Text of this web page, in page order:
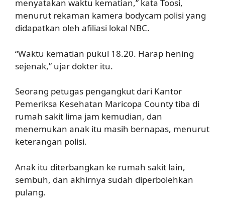
menyatakan waktu kematian,” kata Toosi,
menurut rekaman kamera bodycam polisi yang
didapatkan oleh afiliasi lokal NBC.
“Waktu kematian pukul 18.20. Harap hening
sejenak,” ujar dokter itu.
Seorang petugas pengangkut dari Kantor
Pemeriksa Kesehatan Maricopa County tiba di
rumah sakit lima jam kemudian, dan
menemukan anak itu masih bernapas, menurut
keterangan polisi.
Anak itu diterbangkan ke rumah sakit lain,
sembuh, dan akhirnya sudah diperbolehkan
pulang.